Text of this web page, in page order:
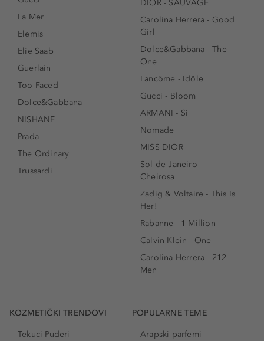
La Mer
Elemis
Elie Saab
Guerlain
Too Faced
Dolce&Gabbana
NISHANE
Prada
The Ordinary
Trussardi
DIOR - SAUVAGE
Carolina Herrera - Good
Girl
Dolce&Gabbana - The
One
Lancôme - Idôle
Gucci - Bloom
ARMANI - Sì
Nomade
MISS DIOR
Sol de Janeiro -
Cheirosa
Zadig & Voltaire - This Is
Her!
Rabanne - 1 Million
Calvin Klein - One
Carolina Herrera - 212
Men
KOZMETIČKI TRENDOVI
Tekuci Puderi
POPULARNE TEME
Arapski parfemi